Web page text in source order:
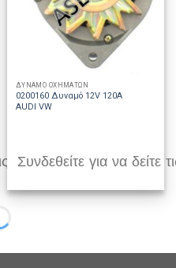
τιμές
ΔΥΝΑΜΟ ΟΧΗΜΑΤΩΝ
0200160 Δυναμό 12V 120A
AUDI VW
Συνδεθείτε για να δείτε